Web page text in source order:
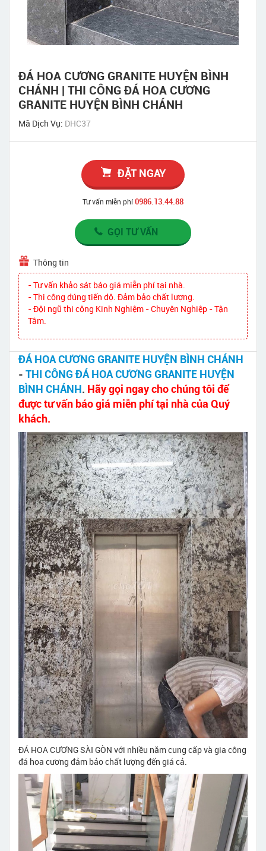
ĐÁ HOA CƯƠNG GRANITE HUYỆN BÌNH
CHÁNH | THI CÔNG ĐÁ HOA CƯƠNG
GRANITE HUYỆN BÌNH CHÁNH
Mã Dịch Vụ: DHC37
ĐẶT NGAY
Tư vấn miễn phí0986.13.44.88
GỌI TƯ VẤN
Thông tin
- Tư vấn khảo sát báo giá miễn phí tại nhà.
- Thi công đúng tiến độ. Đảm bảo chất lượng.
- Đội ngũ thi công Kinh Nghiệm - Chuyên Nghiệp - Tận
Tâm.
ĐÁ HOA CƯƠNG GRANITE HUYỆN BÌNH CHÁNH
- THI CÔNG ĐÁ HOA CƯƠNG GRANITE HUYỆN
BÌNH CHÁNH. Hãy gọi ngay cho chúng tôi để
được tư vấn báo giá miễn phí tại nhà của Quý
khách.
ĐÁ HOA CƯƠNG SÀI GÒN với nhiều năm cung cấp và gia công
đá hoa cương đảm bảo chất lượng đến giá cả.